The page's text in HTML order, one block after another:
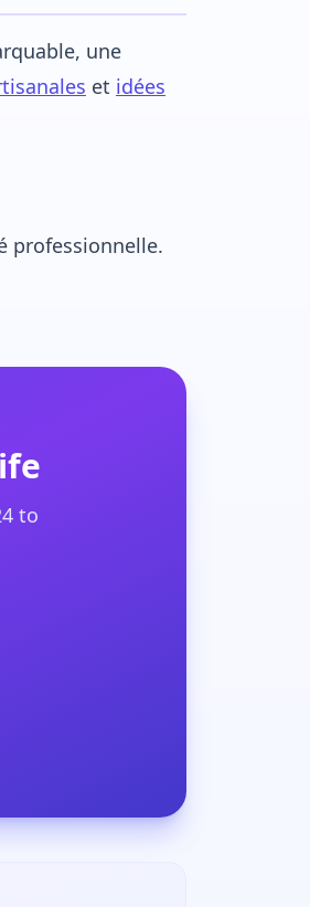
une
et idées
professionnelle.
to